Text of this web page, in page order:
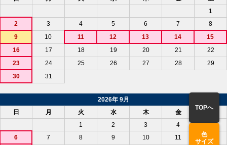
1
2
3 4 5 6 7
8
9
10 11 12 13 14
15
16
17 18 19 20 21
22
23
24 25 26 27 28
29
30
31
2026年 9月
日
月 火 水 木 金
1
2 3 4
5
6
7 8 9 10 11 12
TOPへ
色
サイズ